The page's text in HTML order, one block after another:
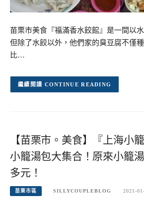
苗栗市美食『福滿香水餃館』是一間以
但除了水餃以外，他們家的臭豆腐不僅
比…
CONTINUE READING
【苗栗市。美食】『上海小
小籠湯包大集合！原來小籠
多元！
苗栗市區 SILLYCOUPLEBLOG 2021-